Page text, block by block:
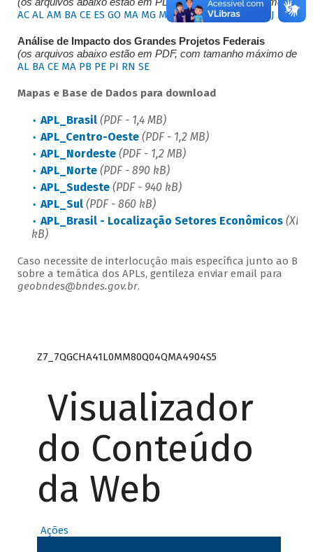
AC AL AM BA CE ES GO MA MG MS MT PA PB PE PI RJ RN RS
Análise de Impacto dos Grandes Projetos Federais
(os arquivos abaixo estão em PDF, com tamanho máximo de
AL BA CE MA PB PE PI RN SE
Mapas e Base de Dados para download
APL_Brasil (PDF - 1,4 MB)
APL_Centro-Oeste (PDF - 1,2 MB)
APL_Nordeste (PDF - 1,2 MB)
APL_Norte (PDF - 890 kB)
APL_Sudeste (PDF - 940 kB)
APL_Sul (PDF - 860 kB)
APL_Brasil - Localização Setores Econômicos
kB)
Caso necessite de interlocução mais específica junto ao
sobre a temática dos APLs, gentileza enviar email para
geobndes@bndes.gov.br.
Z7_7QGCHA41L0MM80Q04QMA4904S5
Visualizador
do Conteúdo
da Web
Ações